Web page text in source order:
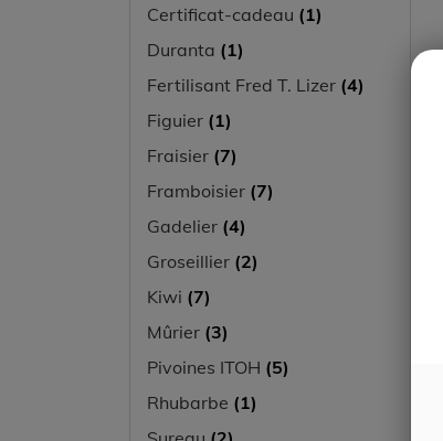
Certificat-cadeau (1)
Duranta (1)
Fertilisant Fred T. Lizer (4)
Figuier (1)
Fraisier (7)
Framboisier (7)
Gadelier (4)
Groseillier (2)
Kiwi (7)
Mûrier (3)
Pivoines ITOH (5)
Rhubarbe (1)